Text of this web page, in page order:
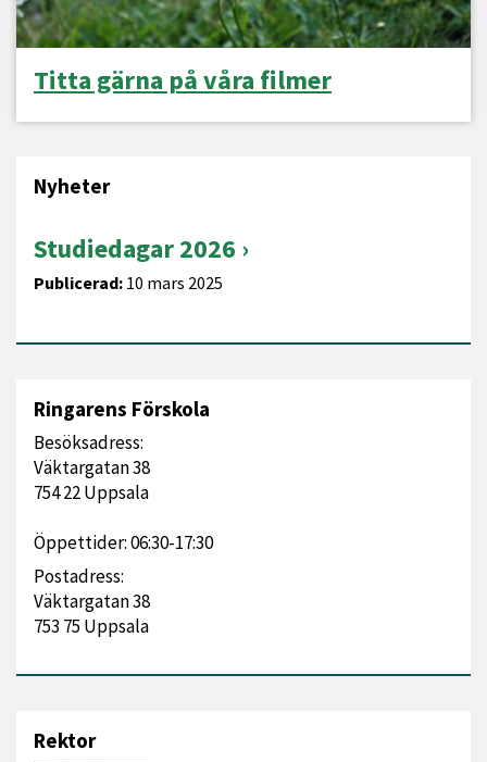
Titta gärna på våra filmer
Nyheter
Studiedagar 2026
Publicerad: 10 mars 2025
Ringarens Förskola
Besöksadress:
Väktargatan 38
754 22 Uppsala
Öppettider: 06:30-17:30
Postadress:
Väktargatan 38
753 75 Uppsala
Rektor